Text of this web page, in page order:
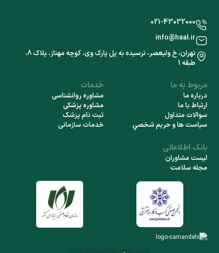
مربوط به ما
درباره ما
ارتباط با ما
سوالات متداول
سياست ها و حريم شخصي
خدمات
مشاوره روانشناسی
مشاوره پزشکی
ثبت نام پزشک
خدمات سازمانی
بانک اطلاعاتی
لیست مشاوران
مجله سلامت
021-43032000
info@haal.ir
تهران، خ ولیعصر، نرسیده به پل پارک وی، کوچه مهناز، پلاک 8،
طبقه 1